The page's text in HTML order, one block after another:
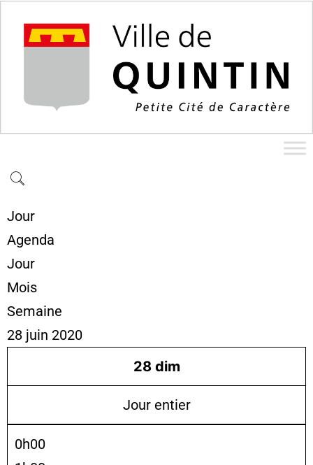
Jour
Agenda
Jour
Mois
Semaine
28 juin 2020
28 dim
Jour entier
0h00